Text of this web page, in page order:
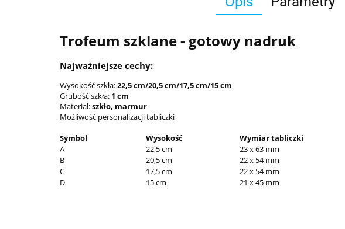
Trofeum szklane - gotowy nadruk
Najważniejsze cechy:
Wysokość szkła:22,5 cm/20,5 cm/17,5 cm/15 cm
Grubość szkła: 1 cm
Materiał:szkło, marmur
Możliwość personalizacji tabliczki
Symbol
Wysokość Wymiar tabliczki
A
22,5 cm 23 x 63 mm
B
20,5 cm 22 x 54 mm
C
17,5 cm 22 x 54 mm
D
15 cm 21 x 45 mm